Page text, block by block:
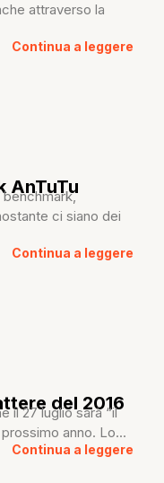
attraverso la
Continua a leggere
AnTuTu
benchmark,
ci siano dei
Continua a leggere
del 2016
il 27 luglio sarà “il
anno. Lo...
Continua a leggere